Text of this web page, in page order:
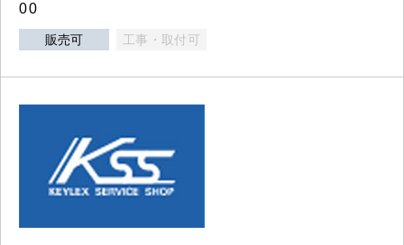
00
販売可 工事・取付可